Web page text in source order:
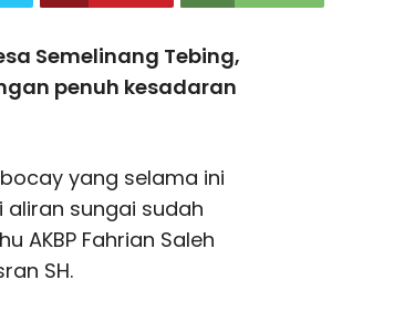
Semelinang Tebing,
penuh kesadaran
yang selama ini
sungai sudah
AKBP Fahrian Saleh
SH.